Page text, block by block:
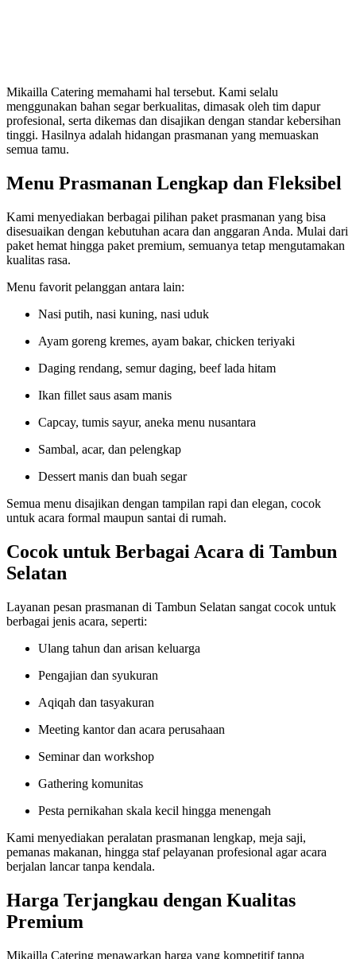
Mikailla Catering memahami hal tersebut. Kami selalu
menggunakan bahan segar berkualitas, dimasak oleh tim dapur
profesional, serta dikemas dan disajikan dengan standar kebersihan
tinggi. Hasilnya adalah hidangan prasmanan yang memuaskan
semua tamu.
Menu Prasmanan Lengkap dan Fleksibel
Kami menyediakan berbagai pilihan paket prasmanan yang bisa
disesuaikan dengan kebutuhan acara dan anggaran Anda. Mulai dari
paket hemat hingga paket premium, semuanya tetap mengutamakan
kualitas rasa.
Menu favorit pelanggan antara lain:
Nasi putih, nasi kuning, nasi uduk
Ayam goreng kremes, ayam bakar, chicken teriyaki
Daging rendang, semur daging, beef lada hitam
Ikan fillet saus asam manis
Capcay, tumis sayur, aneka menu nusantara
Sambal, acar, dan pelengkap
Dessert manis dan buah segar
Semua menu disajikan dengan tampilan rapi dan elegan, cocok
untuk acara formal maupun santai di rumah.
Cocok untuk Berbagai Acara di Tambun
Selatan
Layanan pesan prasmanan di Tambun Selatan sangat cocok untuk
berbagai jenis acara, seperti:
Ulang tahun dan arisan keluarga
Pengajian dan syukuran
Aqiqah dan tasyakuran
Meeting kantor dan acara perusahaan
Seminar dan workshop
Gathering komunitas
Pesta pernikahan skala kecil hingga menengah
Kami menyediakan peralatan prasmanan lengkap, meja saji,
pemanas makanan, hingga staf pelayanan profesional agar acara
berjalan lancar tanpa kendala.
Harga Terjangkau dengan Kualitas
Premium
Mikailla Catering menawarkan harga yang kompetitif tanpa